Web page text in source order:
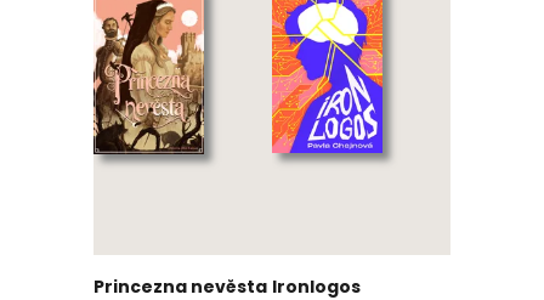
Princezna nevěsta Ironlogos